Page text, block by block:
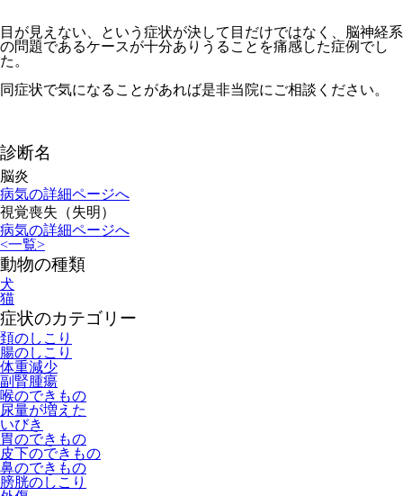
目が見えない、という症状が決して目だけではなく、脳神経系
の問題であるケースが十分ありうることを痛感した症例でし
た。
同症状で気になることがあれば是非当院にご相談ください。
診断名
脳炎
病気の詳細ページへ
視覚喪失（失明）
病気の詳細ページへ
<一覧>
動物の種類
犬
猫
症状のカテゴリー
頚のしこり
腸のしこり
体重減少
副腎腫瘍
喉のできもの
尿量が増えた
いびき
胃のできもの
皮下のできもの
鼻のできもの
膀胱のしこり